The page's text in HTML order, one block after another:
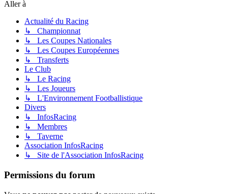
Aller à
Actualité du Racing
↳ Championnat
↳ Les Coupes Nationales
↳ Les Coupes Européennes
↳ Transferts
Le Club
↳ Le Racing
↳ Les Joueurs
↳ L'Environnement Footballistique
Divers
↳ InfosRacing
↳ Membres
↳ Taverne
Association InfosRacing
↳ Site de l'Association InfosRacing
Permissions du forum